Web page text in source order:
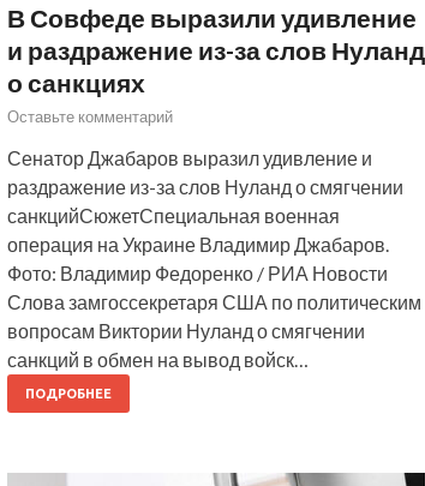
В Совфеде выразили удивление
и раздражение из-за слов Нуланд
о санкциях
Оставьте комментарий
Сенатор Джабаров выразил удивление и
раздражение из-за слов Нуланд о смягчении
санкцийСюжетСпециальная военная
операция на Украине Владимир Джабаров.
Фото: Владимир Федоренко / РИА Новости
Слова замгоссекретаря США по политическим
вопросам Виктории Нуланд о смягчении
санкций в обмен на вывод войск…
ПОДРОБНЕЕ